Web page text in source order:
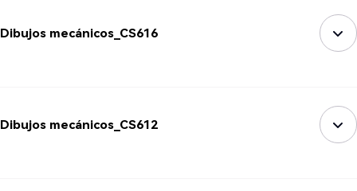
Dibujos mecánicos_CS616
Dibujos mecánicos_CS612